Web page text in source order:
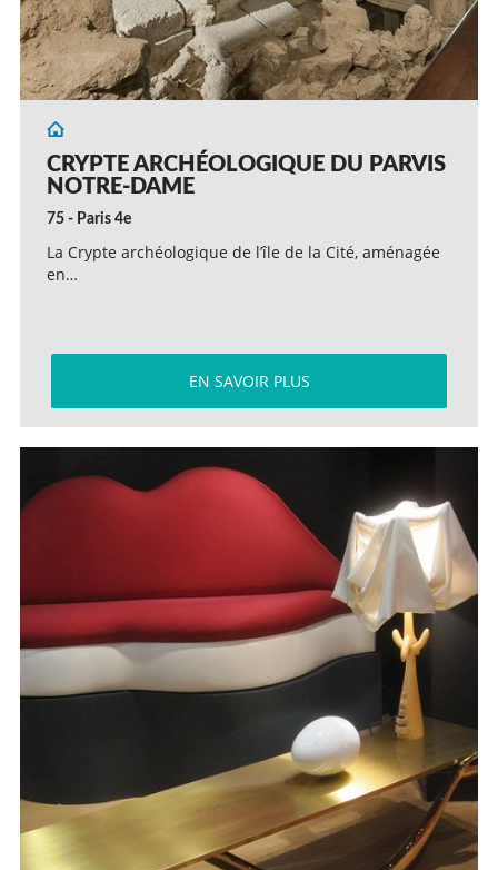
CRYPTE ARCHÉOLOGIQUE DU PARVIS
NOTRE-DAME
75 - Paris 4e
La Crypte archéologique de l’île de la Cité, aménagée
en…
EN SAVOIR PLUS